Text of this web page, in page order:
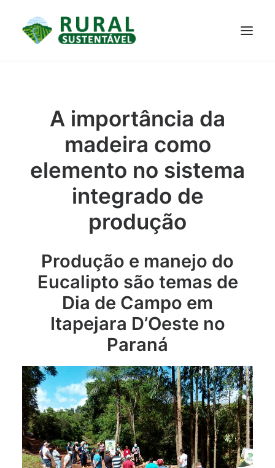
JANELA DO CONHECIMENTO
RESULTADOS ALCANÇADOS
A importância da
madeira como
elemento no sistema
integrado de
produção
Produção e manejo do
Eucalipto são temas de
Dia de Campo em
Itapejara D’Oeste no
Paraná